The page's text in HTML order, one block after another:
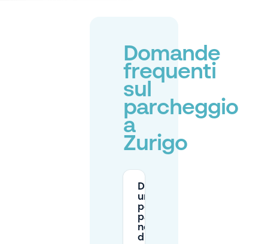
Domande
frequenti
sul
parcheggio
a
Zurigo
Devo avere
un permesso
per
parcheggiare
nella zona blu
di Zurigo?